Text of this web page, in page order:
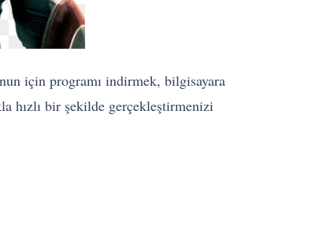
için programı indirmek, bilgisayara
hızlı bir şekilde gerçekleştirmenizi